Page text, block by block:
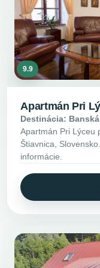
9.9
Apartmán Pri
Destinácia:
Apartmán Pri Lýceu
Štiavnica,
informácie.